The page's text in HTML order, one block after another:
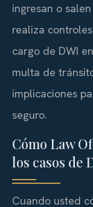
ingresan o
realiza
cargo de DWI
multa de
implicaciones
seguro.
Cómo Law
los casos de
Cuando usted